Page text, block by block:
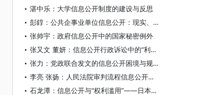
湛中乐：大学信息公开制度的建设与反思
彭錞：公共企事业单位信息公开：现实、理想与路径
张帅宇：政府信息公开中的国家秘密例外
张又文 董妍：信息公开行政诉讼中的“利害关系”——基于诉的利益否定的视角
张力：党政联合发文的信息公开困境与规则重塑：基于司法裁判的分析
李亮 张扬：人民法院审判流程信息公开的若干问题
石龙潭：信息公开与“权利滥用”——日本的现实和应对